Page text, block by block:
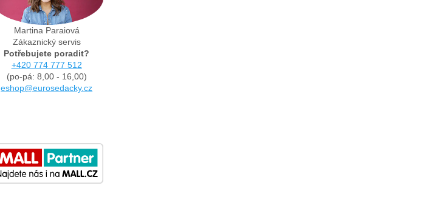
Martina Paraiová
Zákaznický servis
Potřebujete poradit?
+420 774 777 512
(po-pá: 8,00 - 16,00)
eshop@eurosedacky.cz